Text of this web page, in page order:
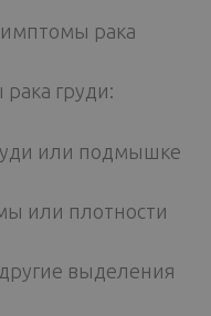
рака
груди:
или подмышке
или плотности
выделения